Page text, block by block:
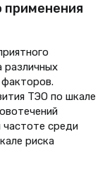
применения
различных
ТЭО по шкале
частоте среди
риска